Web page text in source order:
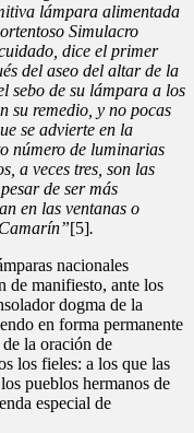
lámpara alimentada
Simulacro
dice el primer
del aseo del altar de la
sebo de su lámpara a los
su remedio, y no pocas
se advierte en la
número de luminarias
a veces tres, son las
de ser más
en las ventanas o
[5].
nacionales
de manifiesto, ante los
dogma de la
en forma permanente
la oración de
los fieles: a los que las
pueblos hermanos de
especial de